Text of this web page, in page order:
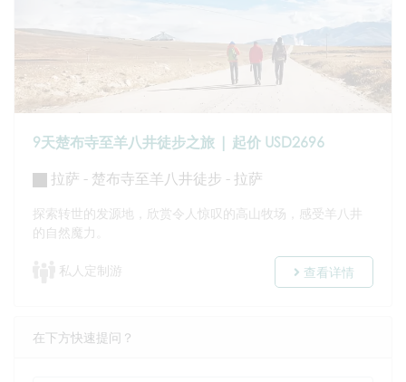
9天楚布寺至羊八井徒步之旅 | 起价 USD2696
拉萨 - 楚布寺至羊八井徒步 - 拉萨
探索转世的发源地，欣赏令人惊叹的高山牧场，感受羊八井
的自然魔力。
私人定制游 查看详情
在下方快速提问？